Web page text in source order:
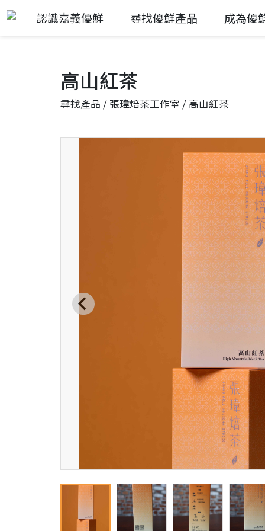
認識嘉義優鮮 尋找優鮮產品 成為優
高山紅茶
尋找產品 / 張瑋焙茶工作室 / 高山紅茶